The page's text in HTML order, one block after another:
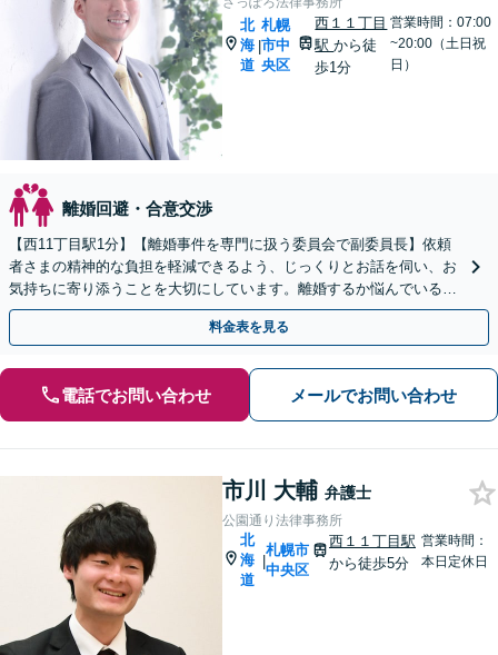
北
海
道
|
札幌
市中
央区
西１１丁目
駅から徒
歩1分
営業時間：07:00
~20:00（土日祝
日）
離婚回避・合意交渉
【西11丁目駅1分】【離婚事件を専門に扱う委員会で副委員長】依頼
者さまの精神的な負担を軽減できるよう、じっくりとお話を伺い、お
気持ちに寄り添うことを大切にしています。離婚するか悩んでいる段
階でもご相談ください。
料金表を見る
電話でお問い合わせ メールでお問い合わせ
市川 大輔 弁護士
公園通り法律事務所
北
海
道
|
札幌市
中央区
西１１丁目駅
から徒歩5分
営業時間：
本日定休日